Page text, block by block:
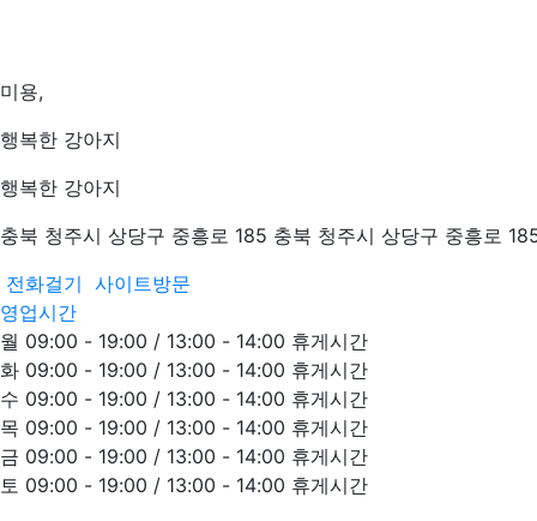
미용,
행복한 강아지
행복한 강아지
충북 청주시 상당구 중흥로 185 충북 청주시 상당구 중흥로
전화걸기 사이트방문
영업시간
월 09:00 - 19:00 / 13:00 - 14:00 휴게시간
화 09:00 - 19:00 / 13:00 - 14:00 휴게시간
수 09:00 - 19:00 / 13:00 - 14:00 휴게시간
목 09:00 - 19:00 / 13:00 - 14:00 휴게시간
금 09:00 - 19:00 / 13:00 - 14:00 휴게시간
토 09:00 - 19:00 / 13:00 - 14:00 휴게시간